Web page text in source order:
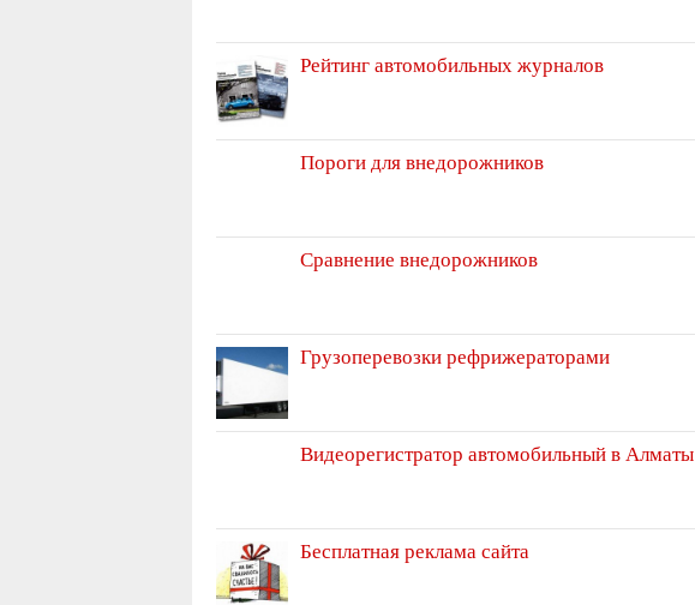
Рейтинг автомобильных журналов
Пороги для внедорожников
Сравнение внедорожников
Грузоперевозки рефрижераторами
Видеорегистратор автомобильный в Алматы
Бесплатная реклама сайта